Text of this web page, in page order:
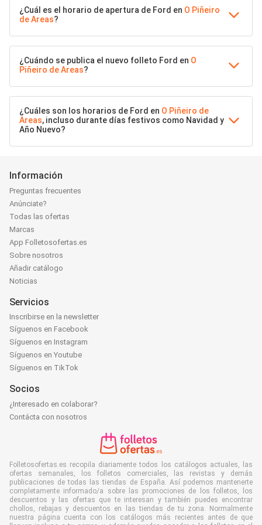
¿Cuál es el horario de apertura de Ford en O Piñeiro
de Areas?
¿Cuándo se publica el nuevo folleto Ford en O
Piñeiro de Areas?
¿Cuáles son los horarios de Ford en O Piñeiro de
Areas, incluso durante días festivos como Navidad y
Año Nuevo?
Información
Preguntas frecuentes
Anúnciate?
Todas las ofertas
Marcas
App Folletosofertas.es
Sobre nosotros
Añadir catálogo
Noticias
Servicios
Inscribirse en la newsletter
Síguenos en Facebook
Síguenos en Instagram
Síguenos en Youtube
Síguenos en TikTok
Socios
¿Interesado en colaborar?
Contácta con nosotros
Folletosofertas.es recopila diariamente todos los catálogos actuales, las
ofertas semanales, los folletos comerciales, las revistas y demás
publicaciones de todas las tiendas de España. Así podemos mantenerte
completamente informado/a sobre las promociones de los folletos, los
descuentos y las ofertas que te interesan y también puedes encontrar
chollos, rebajas y descuentos en las tiendas de tu zona. Normalmente
nuestra página cuenta con los catálogos más recientes antes de que